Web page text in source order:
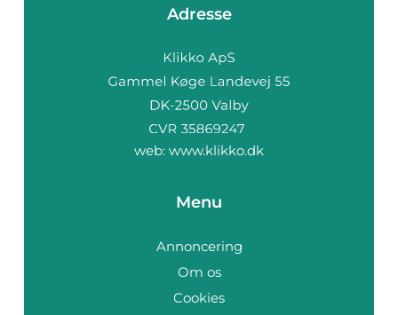
Adresse
web: www.klikko.dk
Menu
Annoncering
Om os
Cookies